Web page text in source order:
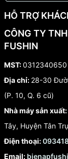
thụ điện.
Ngoài ra ổn áp
dao động điện áp
hợp trên như:
- Thiết bị điện
Tủ lạnh, tủ
Bình nước
HỖ TRỢ
CÔNG TY
FUSHIN
MST:0312340650
Địa chỉ: 28-30
(P. 10, Q. 6 cũ)
Nhà máy sản xuất:
Tây, Huyện Tân
Điện thoại:
Email: